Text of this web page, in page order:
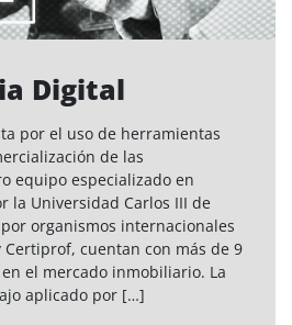
Digital
por el uso de herramientas
de las
equipo especializado en
la Universidad Carlos III de
organismos internacionales
Certiprof, cuentan con más de 9
el mercado inmobiliario. La
aplicado por […]